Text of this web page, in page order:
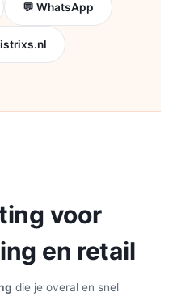
💬 WhatsApp
voor
en retail
die je overal en snel